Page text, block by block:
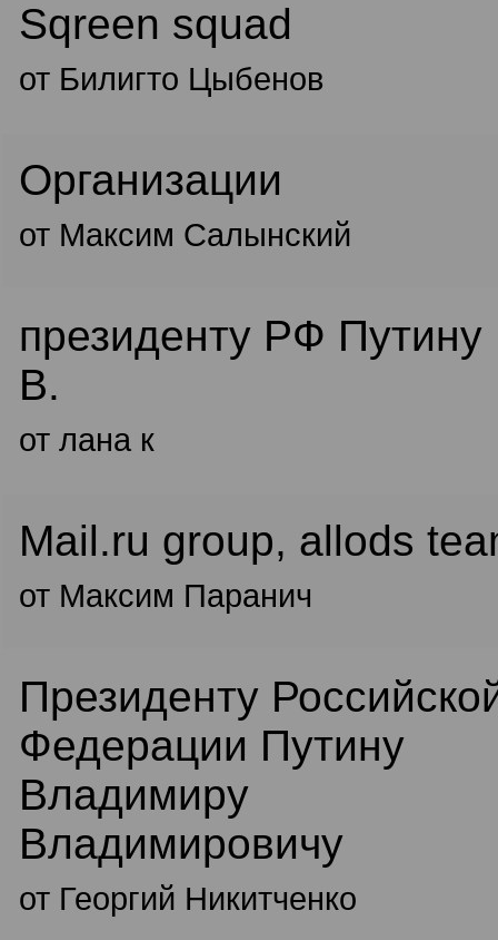
Sqreen squad
от Билигто Цыбенов
Организации
от Максим Салынский
президенту РФ Путину
В.
от лана к
Mail.ru group, allods
от Максим Паранич
Президенту
Федерации Путину
Владимиру
Владимировичу
от Георгий Никитченко